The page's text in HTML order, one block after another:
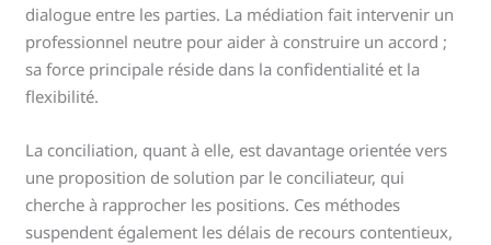
dialogue entre les parties. La médiation fait intervenir un
professionnel neutre pour aider à construire un accord ;
sa force principale réside dans la confidentialité et la
flexibilité.
La conciliation, quant à elle, est davantage orientée vers
une proposition de solution par le conciliateur, qui
cherche à rapprocher les positions. Ces méthodes
suspendent également les délais de recours contentieux,